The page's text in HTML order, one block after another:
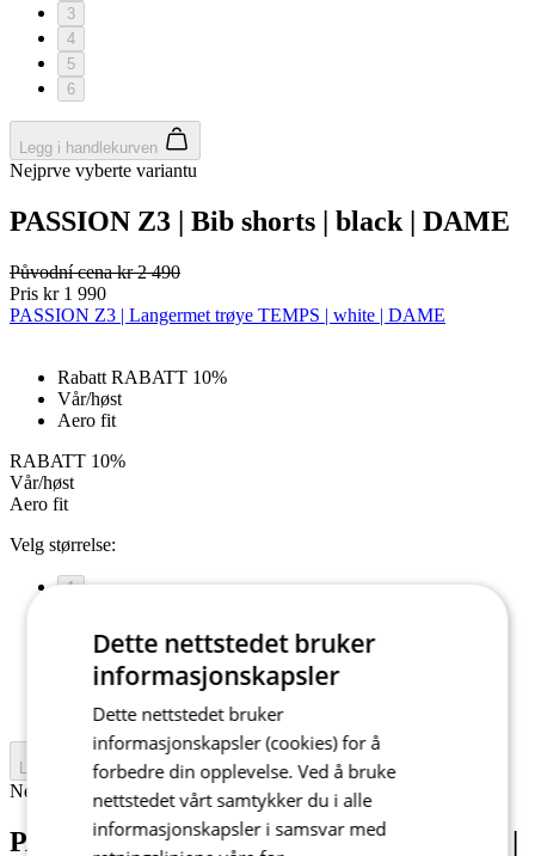
3
4
5
6
Legg i handlekurven
Nejprve vyberte variantu
PASSION Z3 | Bib shorts | black | DAME
Původní cenakr 2 490
Pris kr 1 990
PASSION Z3 | Langermet trøye TEMPS | white | DAME
Rabatt RABATT 10%
Vår/høst
Aero fit
RABATT 10%
Vår/høst
Aero fit
Velg størrelse:
1
Legg i handlekurven
Nejprve vyberte variantu
PASSION Z3 | Langermet trøye TEMPS |
Dette nettstedet bruker
informasjonskapsler
Dette nettstedet bruker
informasjonskapsler (cookies) for å
forbedre din opplevelse. Ved å bruke
nettstedet vårt samtykker du i alle
informasjonskapsler i samsvar med